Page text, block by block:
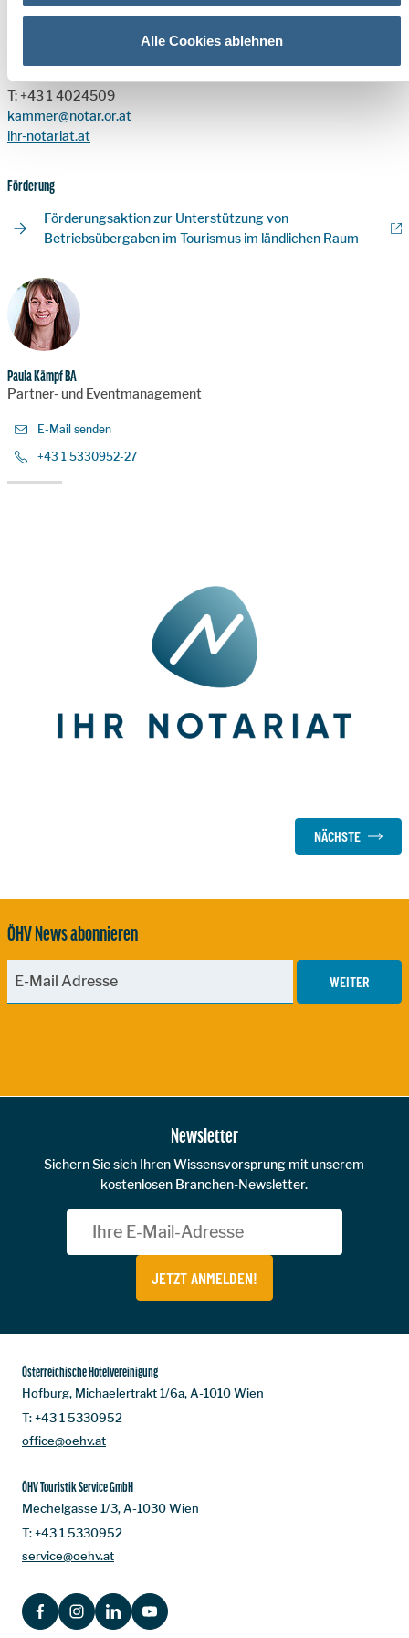
Alle Cookies ablehnen
Österreichische Notariatskammer
T: +43 1 4024509
kammer@notar.or.at
ihr-notariat.at
Förderung
Förderungsaktion zur Unterstützung von
Betriebsübergaben im Tourismus im ländlichen Raum
Paula Kämpf BA
Partner- und Eventmanagement
E-Mail senden
+43 1 5330952-27
NÄCHSTE
ÖHV News abonnieren
WEITER
Newsletter
Sichern Sie sich Ihren Wissensvorsprung mit unserem
kostenlosen Branchen-Newsletter.
JETZT ANMELDEN!
Österreichische Hotelvereinigung
Hofburg, Michaelertrakt 1/6a, A-1010 Wien
T:+43 1 5330952
office@oehv.at
ÖHV Touristik Service GmbH
Mechelgasse 1/3, A-1030 Wien
T:+43 1 5330952
service@oehv.at
FACEBOOKINSTAGRAMLINKEDINYOUTUBE